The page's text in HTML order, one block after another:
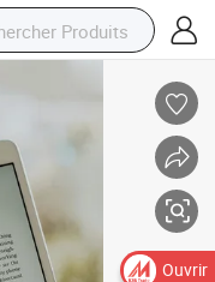
Ouvrir